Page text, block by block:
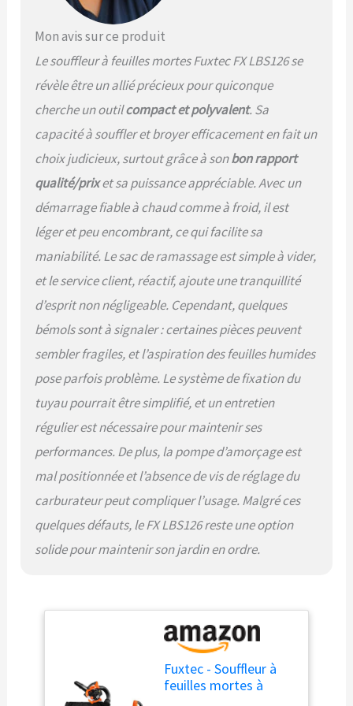
durable de nos appareils,
huiles FUXTEC d'origine -
Made in Germany.
Mon avis sur ce produit
Le souffleur à feuilles mortes Fuxtec FX LBS126 se
révèle être un allié précieux pour quiconque
cherche un outilcompact et polyvalent. Sa
capacité à souffler et broyer efficacement en fait un
choix judicieux, surtout grâce à sonbon rapport
qualité/prixet sa puissance appréciable. Avec un
démarrage fiable à chaud comme à froid, il est
léger et peu encombrant, ce qui facilite sa
maniabilité. Le sac de ramassage est simple à vider,
et le service client, réactif, ajoute une tranquillité
d’esprit non négligeable. Cependant, quelques
bémols sont à signaler : certaines pièces peuvent
sembler fragiles, et l’aspiration des feuilles humides
pose parfois problème. Le système de fixation du
tuyau pourrait être simplifié, et un entretien
régulier est nécessaire pour maintenir ses
performances. De plus, la pompe d’amorçage est
mal positionnée et l’absence de vis de réglage du
carburateur peut compliquer l’usage. Malgré ces
quelques défauts, le FX LBS126 reste une option
solide pour maintenir son jardin en ordre.
Fuxtec - Souffleur à
feuilles mortes à